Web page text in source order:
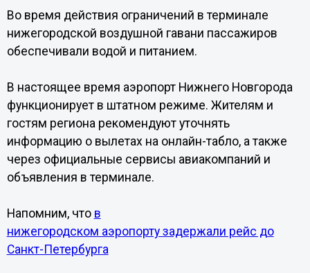
Во время действия ограничений в терминале
нижегородской воздушной гавани пассажиров
обеспечивали водой и питанием.
В настоящее время аэропорт Нижнего Новгорода
функционирует в штатном режиме. Жителям и
гостям региона рекомендуют уточнять
информацию о вылетах на онлайн-табло, а также
через официальные сервисы авиакомпаний и
объявления в терминале.
Напомним, что в
нижегородском аэропорту задержали рейс до
Санкт-Петербурга